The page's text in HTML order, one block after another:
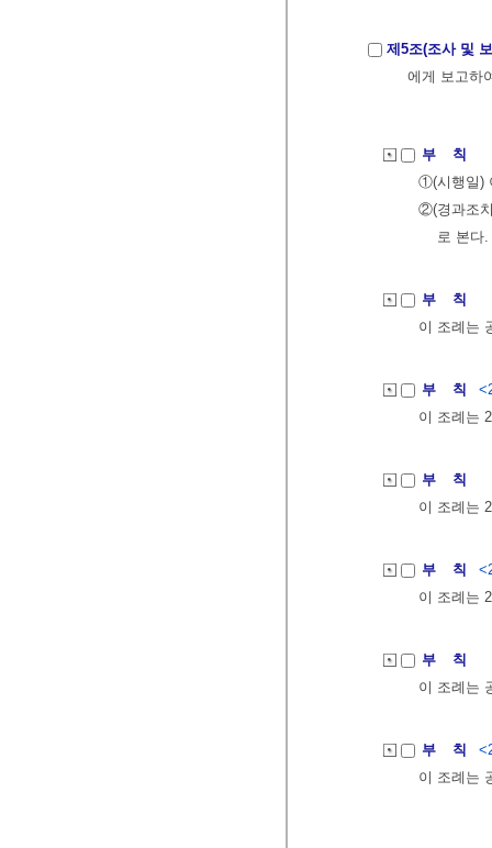
제5조(조사 및
에게 보고하
부 칙
①(시행일)
②(경과조
로 본다.
부 칙
이 조례는
부 칙
이 조례는
부 칙
이 조례는
부 칙
이 조례는
부 칙
이 조례는
부 칙
이 조례는